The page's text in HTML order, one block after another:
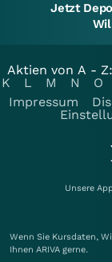
Jetzt
Aktien von A - Z:
K
L M N O
Impressum
Unsere
Wenn Sie Kursdaten,
Ihnen ARIVA gerne.